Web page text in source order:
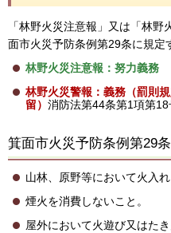
「林野火災注意報」又は「林
面市火災予防条例第29条に規定
林野火災注意報：努力義務
林野火災警報：義務（罰則
留） 消防法第44条第1項第18
箕面市火災予防条例第29条
山林、原野等において火入れ
煙火を消費しないこと。
屋外において火遊び又はたき